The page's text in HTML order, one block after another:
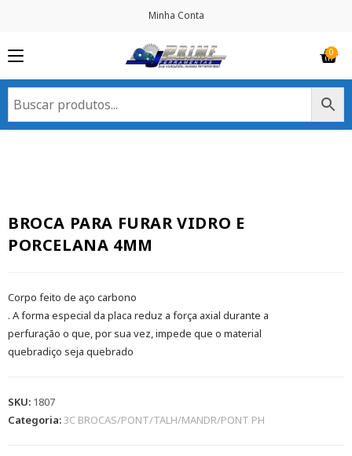
Minha Conta
BROCA PARA FURAR VIDRO E
PORCELANA 4MM
Corpo feito de aço carbono
. A forma especial da placa reduz a força axial durante a
perfuração o que, por sua vez, impede que o material
quebradiço seja quebrado
SKU: 1807
Categoria:3C BROCAS/PONT/TALH/MANDR/PONT PH